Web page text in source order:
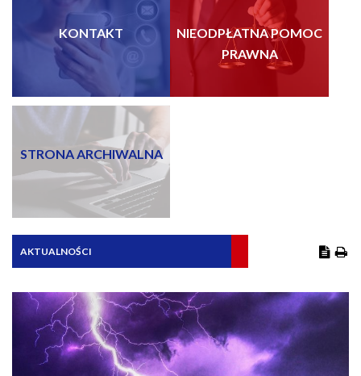
KONTAKT
NIEODPŁATNA POMOC
PRAWNA
STRONA ARCHIWALNA
AKTUALNOŚCI